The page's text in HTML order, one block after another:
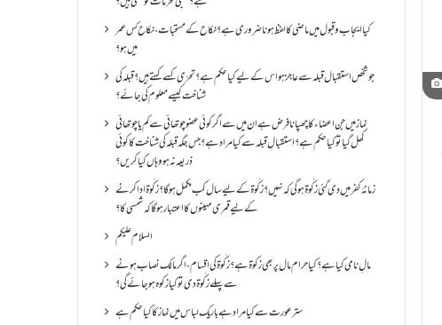
کیا ایجاب و قبول میں ماضی کا لفظ ہونا ضروری ہے؟ نکاح کے مستحبات، نکاح کس عمر
میں ہو؟
جو شخص استقبال قبلہ سے عاجز ہو اس کے لیے کیا حکم ہے؟ تحرّی کسے کہتے ہیں؟ قبلہ کی
شناخت کیسے معلوم کی جائے؟
نماز میں جن اعضاء کا چھپانا فرض ہے ان میں سے اگر کوئی عضو چوتھائی سے کم یا چوتھائی
کھل گیا تو کیا حکم ہے؟استقبالِ قبلہ سے کیا مراد ہے؟جس جگہ قبلہ کی شناخت کا کوئی
ذریعہ نہ ہو وہاں کیا کریں؟
زمانۂ کفر میں دی گئی زکٰوۃ ہو گی کہ نہیں؟زکٰوۃ کے لیے سال کب مکمل ہو گا؟زکٰوۃ ادا کرنے
کے لیے قمری مہینوں کا اعتبار ہو گا کہ شمسی کا؟
السلام علیکم
مالِ نامی کیا ہے؟ کیا حرام مال پر بھی زکوۃ ہے؟ زکٰوۃ کی اقسام ،اگر مالک نصاب ہونے
سے پہلے زکٰوۃ دی تو کیا زکوه ہو جائےگی؟
ستر عورت سے کیا مراد ہے باریک لباس میں نماز کا کیا حکم ہے